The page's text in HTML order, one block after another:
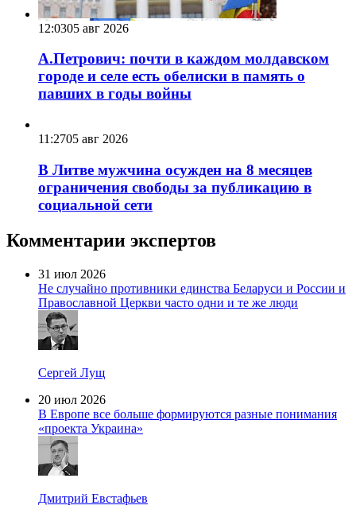
12:0305 авг 2026
А.Петрович: почти в каждом молдавском
городе и селе есть обелиски в память о
павших в годы войны
11:2705 авг 2026
В Литве мужчина осужден на 8 месяцев
ограничения свободы за публикацию в
социальной сети
Комментарии экспертов
31 июл 2026
Не случайно противники единства Беларуси и России и
Православной Церкви часто одни и те же люди
Сергей Лущ
20 июл 2026
В Европе все больше формируются разные понимания
«проекта Украина»
Дмитрий Евстафьев